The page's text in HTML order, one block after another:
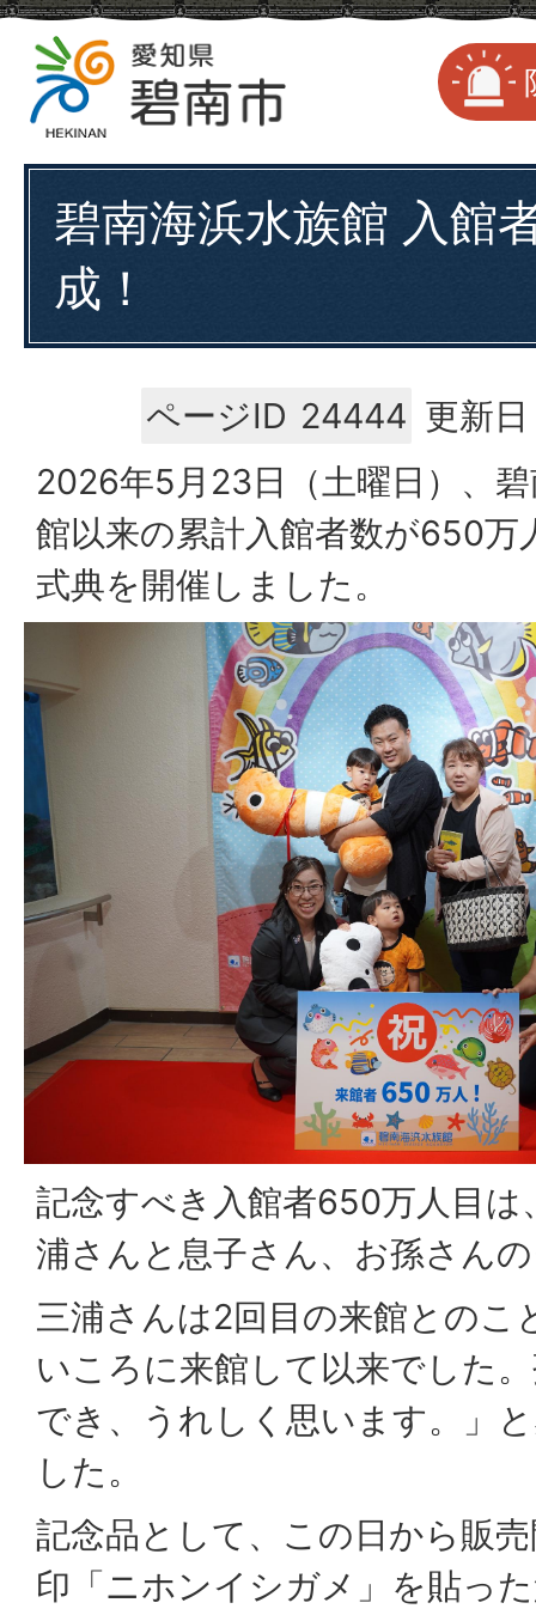
碧南海浜水族館 入館
成！
ページID 24444 更新
2026年5月23日（土曜日）、
館以来の累計入館者数が650万
式典を開催しました。
記念すべき入館者650万人目は
浦さんと息子さん、お孫さん
三浦さんは2回目の来館とのこ
いころに来館して以来でした
でき、うれしく思います。」
した。
記念品として、この日から販
印「ニホンイシガメ」を貼っ